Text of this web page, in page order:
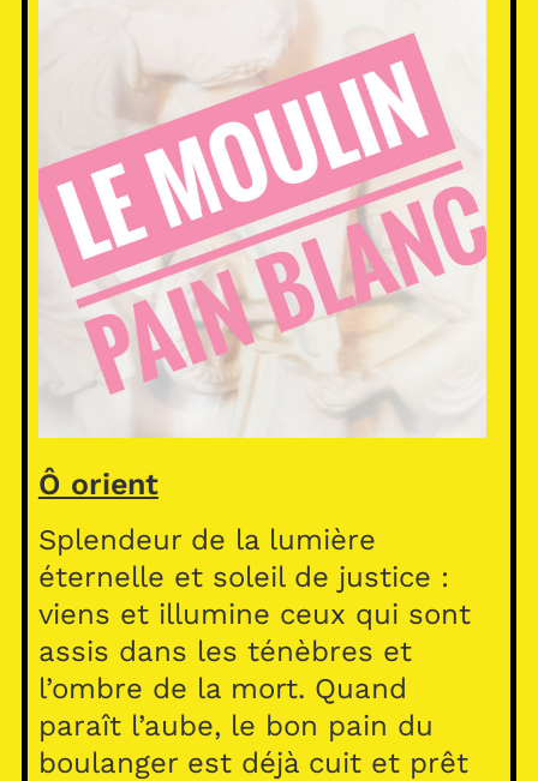
Ô orient
Splendeur de la lumière
éternelle et soleil de justice :
viens et illumine ceux qui sont
assis dans les ténèbres et
l’ombre de la mort. Quand
paraît l’aube, le bon pain du
boulanger est déjà cuit et prêt